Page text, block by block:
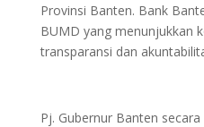
Provinsi Banten. Bank
BUMD yang menunjukkan
transparansi dan
Pj. Gubernur Banten